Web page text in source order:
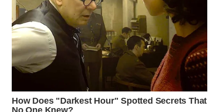
WN
MADURA
WN
SURABAYA
WN
NATUNA